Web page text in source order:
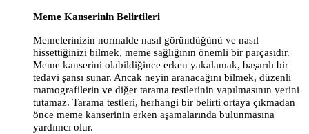
Meme Kanserinin Belirtileri
Memelerinizin normalde nasıl göründüğünü ve nasıl
hissettiğinizi bilmek, meme sağlığının önemli bir parçasıdır.
Meme kanserini olabildiğince erken yakalamak, başarılı bir
tedavi şansı sunar. Ancak neyin aranacağını bilmek, düzenli
mamografilerin ve diğer tarama testlerinin yapılmasının yerini
tutamaz. Tarama testleri, herhangi bir belirti ortaya çıkmadan
önce meme kanserinin erken aşamalarında bulunmasına
yardımcı olur.